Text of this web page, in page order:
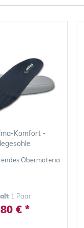
Komfort -
Obermaterial
1 Paar
€ *